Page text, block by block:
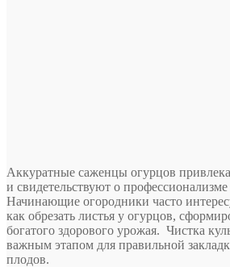
Аккуратные саженцы огурцов
и свидетельствуют о профессионализме
Начинающие огородники часто
как обрезать листья у огурцов,
богатого здорового урожая. Чистка
важным этапом для правильной
плодов.